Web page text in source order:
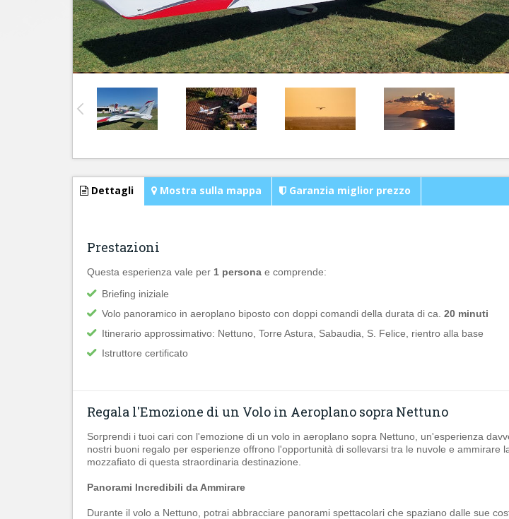
Dettagli Mostra sulla mappa Garanzia miglior prezzo
Prestazioni
Questa esperienza vale per 1 persona e comprende:
Briefing iniziale
Volo panoramico in aeroplano biposto con doppi comandi della durata di ca. 20 minuti
Itinerario approssimativo: Nettuno, Torre Astura, Sabaudia, S. Felice, rientro alla base
Istruttore certificato
Regala l'Emozione di un Volo in Aeroplano sopra Nettuno
Sorprendi i tuoi cari con l'emozione di un volo in aeroplano sopra Nettuno, un'esperienza
nostri buoni regalo per esperienze offrono l'opportunità di sollevarsi tra le nuvole e ammirare
mozzafiato di questa straordinaria destinazione.
Panorami Incredibili da Ammirare
Durante il volo a Nettuno, potrai abbracciare panorami spettacolari che spaziano dalle sue